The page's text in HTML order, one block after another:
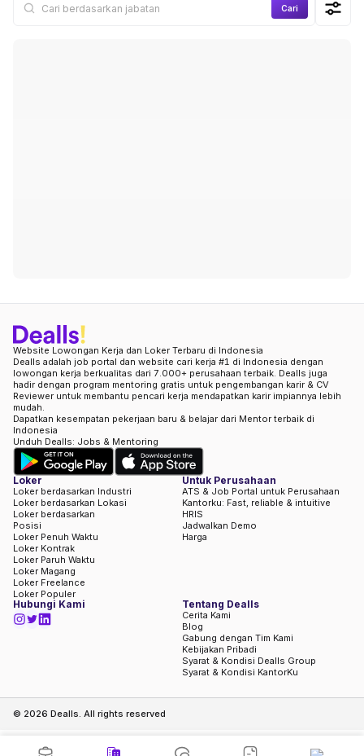
Cari
Website Lowongan Kerja dan Loker Terbaru di Indonesia
Dealls adalah job portal dan website cari kerja #1 di Indonesia dengan
lowongan kerja berkualitas dari 7.000+ perusahaan terbaik. Dealls juga
hadir dengan program mentoring gratis untuk pengembangan karir & CV
Reviewer untuk membantu pencari kerja mendapatkan karir impiannya lebih
mudah.
Dapatkan kesempatan pekerjaan baru & belajar dari Mentor terbaik di
Indonesia
Unduh Dealls: Jobs & Mentoring
Loker
Loker berdasarkan Industri
Loker berdasarkan Lokasi
Loker berdasarkan
Posisi
Loker Penuh Waktu
Loker Kontrak
Loker Paruh Waktu
Loker Magang
Loker Freelance
Loker Populer
Untuk Perusahaan
ATS & Job Portal untuk Perusahaan
Kantorku: Fast, reliable & intuitive
HRIS
Jadwalkan Demo
Harga
Hubungi Kami Tentang Dealls
Cerita Kami
Blog
Gabung dengan Tim Kami
Kebijakan Pribadi
Syarat & Kondisi Dealls Group
Syarat & Kondisi KantorKu
© 2026 Dealls. All rights reserved